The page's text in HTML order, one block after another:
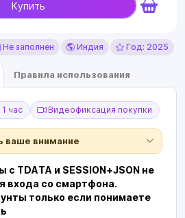
Купить
Не заполнен Индия Год: 2025
Правила использования
час Видеофиксация покупки
ваше внимание
TDATA и SESSION+JSON не
входа со смартфона.
только если понимаете